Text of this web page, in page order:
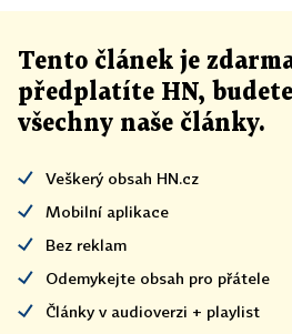
Tento článek je
předplatíte HN,
všechny naše články.
Veškerý obsah HN.cz
Mobilní aplikace
Bez reklam
Odemykejte obsah pro přátele
Články v audioverzi + playlist